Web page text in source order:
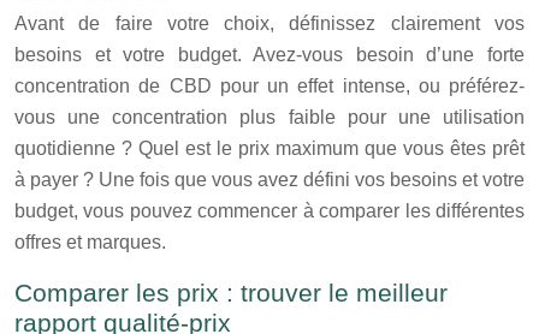
Avant de faire votre choix, définissez clairement vos
besoins et votre budget. Avez-vous besoin d’une forte
concentration de CBD pour un effet intense, ou préférez-
vous une concentration plus faible pour une utilisation
quotidienne ? Quel est le prix maximum que vous êtes prêt
à payer ? Une fois que vous avez défini vos besoins et votre
budget, vous pouvez commencer à comparer les différentes
offres et marques.
Comparer les prix : trouver le meilleur
rapport qualité-prix